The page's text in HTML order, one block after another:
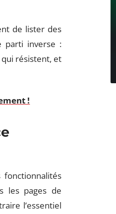
de lister des
parti inverse :
résistent, et
!
les pages de
l’essentiel